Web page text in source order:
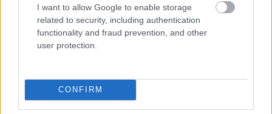
I want to allow Google to enable storage
related to security, including authentication
functionality and fraud prevention, and other
user protection.
CONFIRM
🔥 Σε εξέλιξη πυρκαγιά
εντός των
εγκαταστάσεων της
#MotorOil